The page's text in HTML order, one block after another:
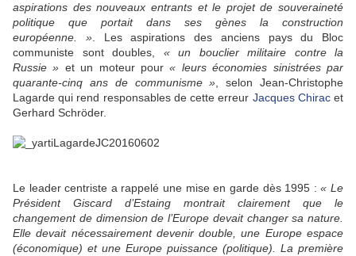
aspirations des nouveaux entrants et le projet de souveraineté
politique que portait dans ses gènes la construction
européenne. ». Les aspirations des anciens pays du Bloc
communiste sont doubles, « un bouclier militaire contre la
Russie » et un moteur pour« leurs économies sinistrées par
quarante-cinq ans de communisme » , selon Jean-Christophe
Lagarde qui rend responsables de cette erreur Jacques Chiracet
Gerhard Schröder.
Le leader centriste a rappelé une mise en garde dès 1995 :« Le
Président Giscard d’Estaing montrait clairement que le
changement de dimension de l’Europe devait changer sa nature.
Elle devait nécessairement devenir double, une Europe espace
(économique) et une Europe puissance (politique). La première